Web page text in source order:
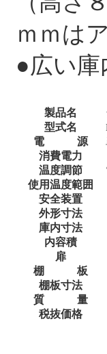
ｍｍは
●広い
製品名
型式名
電 源
消費電力
温度調節
使用温度範囲
安全装置
外形寸法
庫内寸法
内容積
扉
棚 板
棚板寸法
質 量
税抜価格